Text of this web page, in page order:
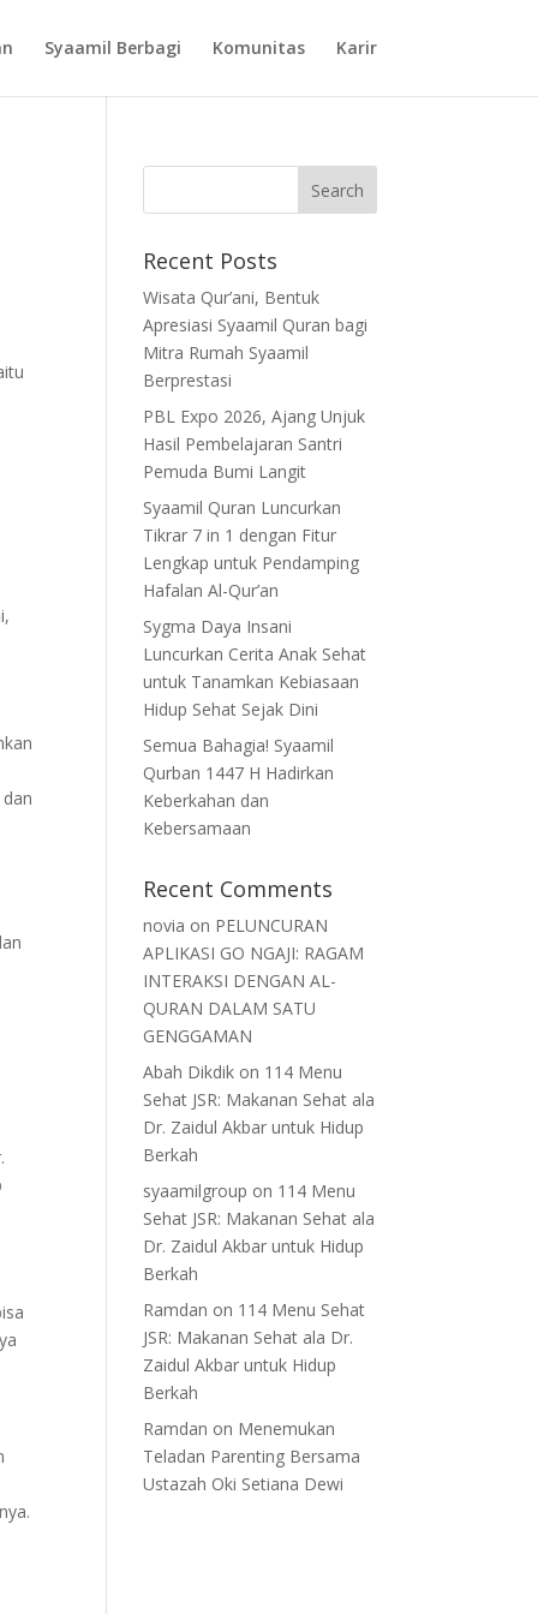
Syaamil Berbagi Komunitas Karir
Recent Posts
Wisata Qur’ani, Bentuk
Apresiasi Syaamil Quran bagi
Mitra Rumah Syaamil
Berprestasi
PBL Expo 2026, Ajang Unjuk
Hasil Pembelajaran Santri
Pemuda Bumi Langit
Syaamil Quran Luncurkan
Tikrar 7 in 1 dengan Fitur
Lengkap untuk Pendamping
Hafalan Al-Qur’an
Sygma Daya Insani
Luncurkan Cerita Anak Sehat
untuk Tanamkan Kebiasaan
Hidup Sehat Sejak Dini
Semua Bahagia! Syaamil
Qurban 1447 H Hadirkan
Keberkahan dan
Kebersamaan
Recent Comments
novia on PELUNCURAN
APLIKASI GO NGAJI: RAGAM
INTERAKSI DENGAN AL-
QURAN DALAM SATU
GENGGAMAN
Abah Dikdik on 114 Menu
Sehat JSR: Makanan Sehat ala
Dr. Zaidul Akbar untuk Hidup
Berkah
syaamilgroup on 114 Menu
Sehat JSR: Makanan Sehat ala
Dr. Zaidul Akbar untuk Hidup
Berkah
Ramdan on 114 Menu Sehat
JSR: Makanan Sehat ala Dr.
Zaidul Akbar untuk Hidup
Berkah
Ramdan on Menemukan
Teladan Parenting Bersama
Ustazah Oki Setiana Dewi